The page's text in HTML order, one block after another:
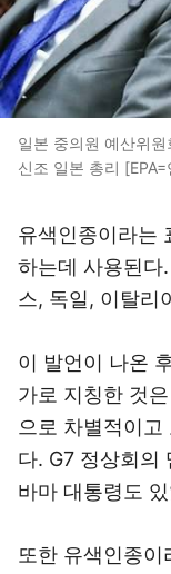
일본 중의원 예산위
신조 일본 총리
유색인종이라는
하는데 사용된다
스, 독일, 이탈리
이 발언이 나온
가로 지칭한 것
으로 차별적이
다. G7 정상회의
바마 대통령도
또한 유색인종